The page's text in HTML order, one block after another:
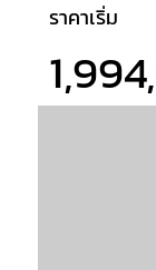
ราคาเริ่ม